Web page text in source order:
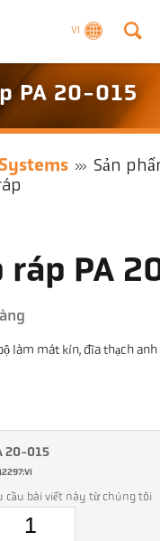
VI
PA 20-015
Sản
ráp PA
làm mát kín, đĩa thạch
20-015
cầu bài viết này từ chúng tôi